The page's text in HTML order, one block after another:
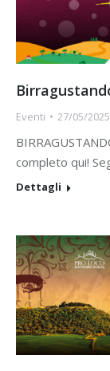
Eventi 27/05/2025
completo qui!
Dettagli